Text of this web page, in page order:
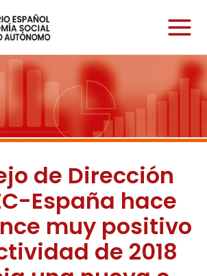
de Dirección
España hace
muy positivo
de 2018